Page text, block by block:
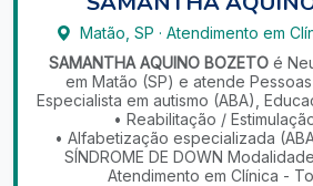
Matão SP · Atendimento em
SAMANTHA AQUINO BOZETOé
em Matão (SP) e atende
Especialista em autismo (ABA),
• ⁠Reabilitação /
• ⁠Alfabetização especializada
SÍNDROME DE DOWN
Atendimento em Clínica -